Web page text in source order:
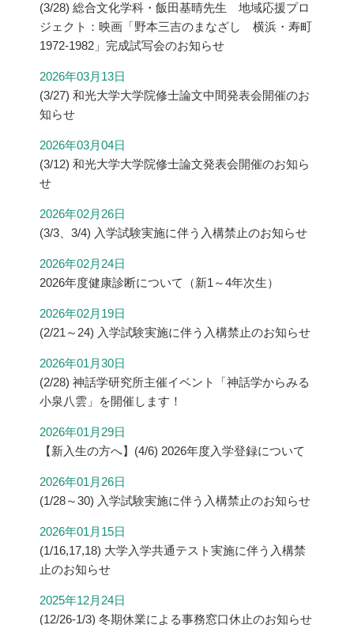
(3/28) 総合文化学科・飯田基晴先生 地域応援プロ
ジェクト：映画「野本三吉のまなざし 横浜・寿町
1972-1982」完成試写会のお知らせ
2026年03月13日
(3/27) 和光大学大学院修士論文中間発表会開催のお
知らせ
2026年03月04日
(3/12) 和光大学大学院修士論文発表会開催のお知ら
せ
2026年02月26日
(3/3、3/4) 入学試験実施に伴う入構禁止のお知らせ
2026年02月24日
2026年度健康診断について（新1～4年次生）
2026年02月19日
(2/21～24) 入学試験実施に伴う入構禁止のお知らせ
2026年01月30日
(2/28) 神話学研究所主催イベント「神話学からみる
小泉八雲」を開催します！
2026年01月29日
【新入生の方へ】(4/6) 2026年度入学登録について
2026年01月26日
(1/28～30) 入学試験実施に伴う入構禁止のお知らせ
2026年01月15日
(1/16,17,18) 大学入学共通テスト実施に伴う入構禁
止のお知らせ
2025年12月24日
(12/26-1/3) 冬期休業による事務窓口休止のお知らせ